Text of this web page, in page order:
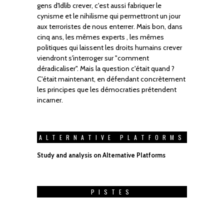
gens d'Idlib crever, c'est aussi fabriquer le
cynisme et le nihilisme qui permettront un jour
aux terroristes de nous enterrer. Mais bon, dans
cinq ans, les mêmes experts , les mêmes
politiques qui laissent les droits humains crever
viendront s'interroger sur "comment
déradicaliser". Mais la question c'était quand ?
C'était maintenant, en défendant concrètement
les principes que les démocraties prétendent
incarner.
ALTERNATIVE PLATFORMS
Study and analysis on Alternative Platforms
PISTES